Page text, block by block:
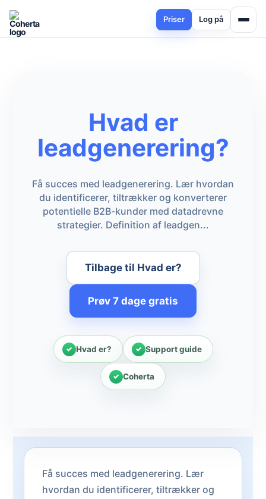
Priser Log på
Hvad er
leadgenerering?
Få succes med leadgenerering. Lær hvordan
du identificerer, tiltrækker og konverterer
potentielle B2B-kunder med datadrevne
strategier. Definition af leadgen...
Tilbage til Hvad er?
Prøv 7 dage gratis
Hvad er? Support guide
Coherta
Få succes med leadgenerering. Lær
hvordan du identificerer, tiltrækker og